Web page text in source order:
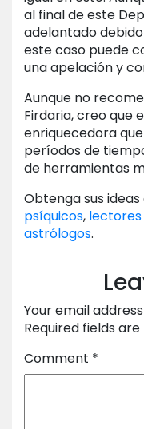
al final de este
adelantado
este caso puede
una apelación y
Aunque no
Firdaria, creo que
enriquecedora
períodos de
de herramientas
Obtenga sus
psíquicos,
astrólogos.
Your email
Required fields
Comment *